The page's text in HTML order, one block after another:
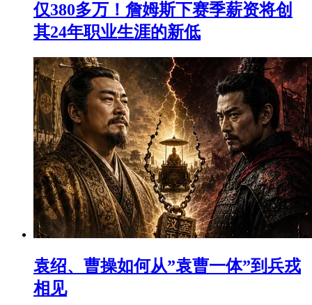
仅380多万！詹姆斯下赛季薪资将创
其24年职业生涯的新低
袁绍、曹操如何从”袁曹一体”到兵戎
相见